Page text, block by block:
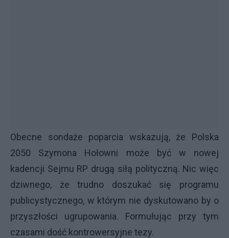
Obecne sondaże poparcia wskazują, że Polska
2050 Szymona Hołowni może być w nowej
kadencji Sejmu RP drugą siłą polityczną. Nic więc
dziwnego, że trudno doszukać się programu
publicystycznego, w którym nie dyskutowano by o
przyszłości ugrupowania. Formułując przy tym
czasami dość kontrowersyjne tezy.